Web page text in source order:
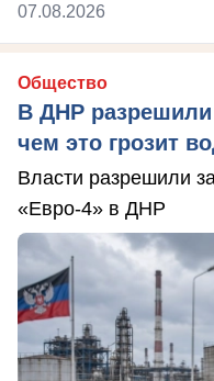
07.08.2026
Общество
В ДНР
чем это грозит
Власти разрешили
«Евро-4» в ДНР